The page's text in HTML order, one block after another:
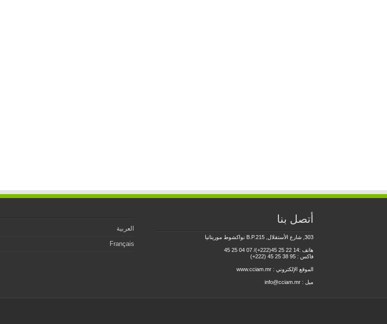
أتصل بنا
303, شارع الأستقلال, B.P.215 نواكشوط موريتانيا
هاتف :14 22 25 45(222+)/ 07 04 25 45
فاكس : 95 38 25 45 (222+)
الموقع الإلكتروني :www.cciam.mr
ميل : info@cciam.mr
العربية
Français